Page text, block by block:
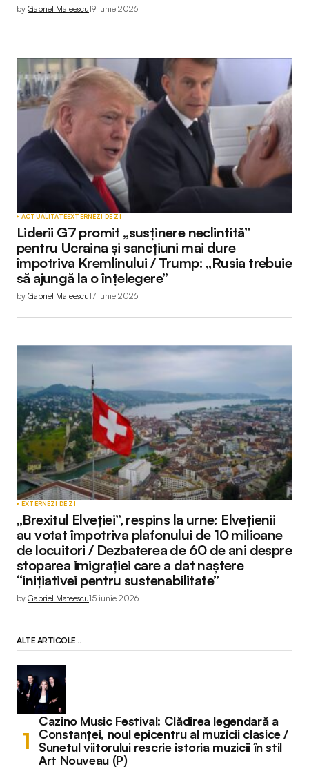
by Gabriel Mateescu19 iunie 2026
ACTUALITATEEXTERNEZI DE ZI
Liderii G7 promit „susținere neclintită”
pentru Ucraina și sancțiuni mai dure
împotriva Kremlinului / Trump: „Rusia trebuie
să ajungă la o înțelegere”
by Gabriel Mateescu17 iunie 2026
EXTERNEZI DE ZI
„Brexitul Elveției”, respins la urne: Elvețienii
au votat împotriva plafonului de 10 milioane
de locuitori / Dezbaterea de 60 de ani despre
stoparea imigrației care a dat naștere
“inițiativei pentru sustenabilitate”
by Gabriel Mateescu15 iunie 2026
ALTE ARTICOLE...
Cazino Music Festival: Clădirea legendară a
Constanței, noul epicentru al muzicii clasice /
Sunetul viitorului rescrie istoria muzicii în stil
Art Nouveau (P)